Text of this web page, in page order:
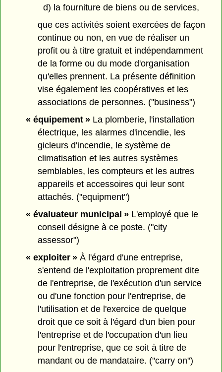
d) la fourniture de biens ou de services,
que ces activités soient exercées de façon
continue ou non, en vue de réaliser un
profit ou à titre gratuit et indépendamment
de la forme ou du mode d'organisation
qu'elles prennent. La présente définition
vise également les coopératives et les
associations de personnes. ("business")
« équipement »La plomberie, l'installation
électrique, les alarmes d'incendie, les
gicleurs d'incendie, le système de
climatisation et les autres systèmes
semblables, les compteurs et les autres
appareils et accessoires qui leur sont
attachés. ("equipment")
« évaluateur municipal »L'employé que le
conseil désigne à ce poste. ("city
assessor")
« exploiter »À l'égard d'une entreprise,
s'entend de l'exploitation proprement dite
de l'entreprise, de l'exécution d'un service
ou d'une fonction pour l'entreprise, de
l'utilisation et de l'exercice de quelque
droit que ce soit à l'égard d'un bien pour
l'entreprise et de l'occupation d'un lieu
pour l'entreprise, que ce soit à titre de
mandant ou de mandataire. ("carry on")